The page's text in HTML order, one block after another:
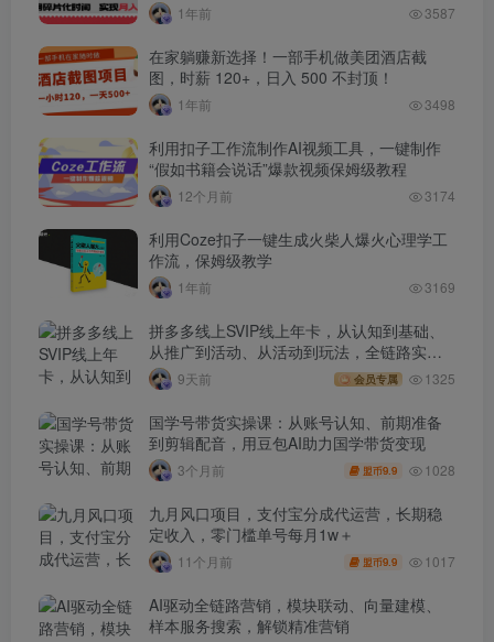
1年前 3587
在家躺赚新选择！一部手机做美团酒店截
图，时薪 120+，日入 500 不封顶！
1年前 3498
利用扣子工作流制作AI视频工具，一键制作
“假如书籍会说话”爆款视频保姆级教程
12个月前 3174
利用Coze扣子一键生成火柴人爆火心理学工
作流，保姆级教学
1年前 3169
拼多多线上SVIP线上年卡，从认知到基础、
从推广到活动、从活动到玩法，全链路实战
(260730)
9天前 会员专属 1325
国学号带货实操课：从账号认知、前期准备
到剪辑配音，用豆包AI助力国学带货变现
3个月前 盟币9.9 1028
九月风口项目，支付宝分成代运营，长期稳
定收入，零门槛单号每月1w＋
11个月前 盟币9.9 1017
AI驱动全链路营销，模块联动、向量建模、
样本服务搜索，解锁精准营销